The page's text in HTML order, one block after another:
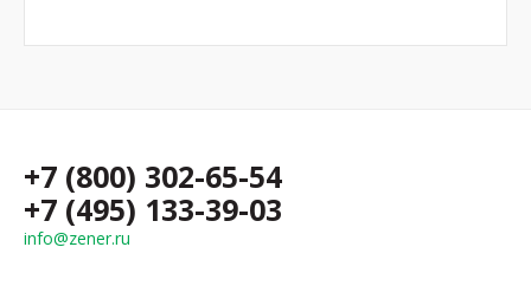
+7 (800) 302-65-54
+7 (495) 133-39-03
info@zener.ru